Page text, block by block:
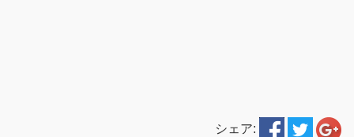
シェア: